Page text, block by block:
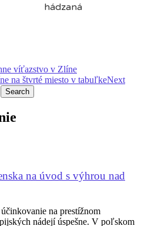
víťazstvo v Zlíne
na štvrté miesto v tabuľkeNext
Search
na úvod s výhrou nad
na prestížnom
nádejí úspešne. V poľskom